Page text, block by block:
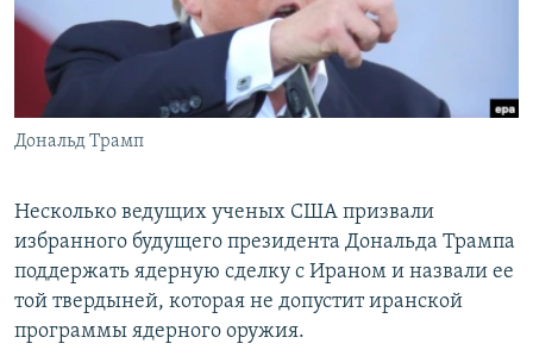
ПОБЕДИТЕЛЕЙ НЕ СУДЯТ?
КРЫМ.НЕПОКОРЕННЫЙ
ELIFBE
УКРАИНСКАЯ ПРОБЛЕМА КРЫМА
ПРИСОЕДИНЯЙТЕСЬ!
Дональд Трамп
Несколько ведущих ученых США призвали
избранного будущего президента Дональда Трампа
поддержать ядерную сделку с Ираном и назвали ее
той твердыней, которая не допустит иранской
программы ядерного оружия.